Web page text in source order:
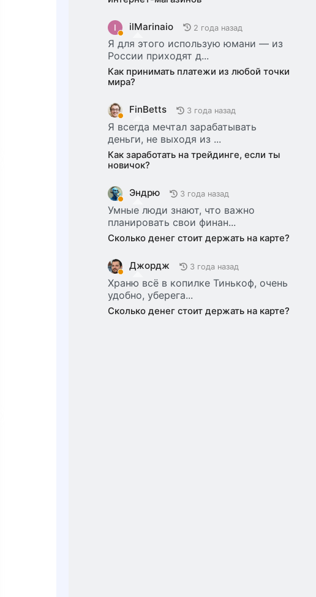
I ilMarinaio 2 года назад
Я для этого использую юмани — из
России приходят д...
Как принимать платежи из любой точки
мира?
FinBetts 3 года назад
Я всегда мечтал зарабатывать
деньги, не выходя из ...
Как заработать на трейдинге, если ты
новичок?
Эндрю 3 года назад
Умные люди знают, что важно
планировать свои финан...
Сколько денег стоит держать на карте?
Джордж 3 года назад
Храню всё в копилке Тинькоф, очень
удобно, уберега...
Сколько денег стоит держать на карте?